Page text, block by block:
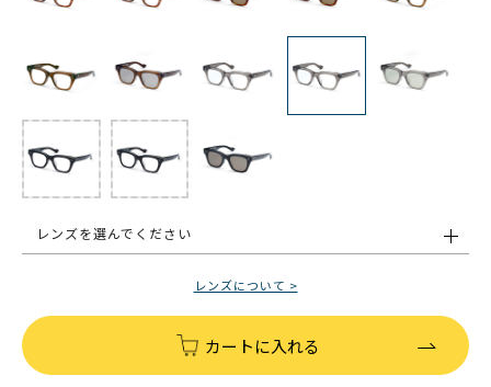
レンズを選んでください
レンズについて >
カートに入れる